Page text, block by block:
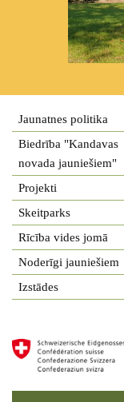
Jaunatnes politika
Biedrība "Kandavas
novada jauniešiem"
Projekti
Skeitparks
Rīcība vides jomā
Noderīgi jauniešiem
Izstādes